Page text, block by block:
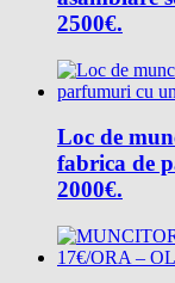
2500€.
Loc de
fabrica de
2000€.